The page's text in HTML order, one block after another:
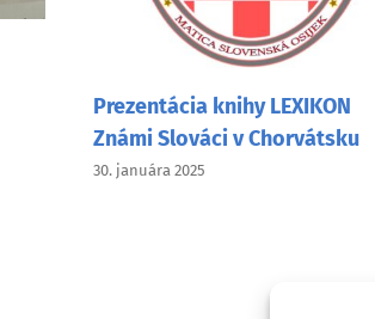
Prezentácia knihy LEXIKON
Známi Slováci v Chorvátsku
30. januára 2025